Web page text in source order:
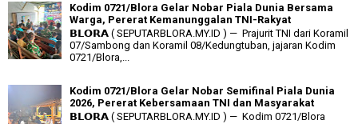
Kodim 0721/Blora Gelar Nobar Piala Dunia Bersama
Warga, Pererat Kemanunggalan TNI-Rakyat
𝗕𝗟𝗢𝗥𝗔 ( SEPUTARBLORA.MY.ID ) — Prajurit TNI dari Koramil
07/Sambong dan Koramil 08/Kedungtuban, jajaran Kodim
0721/Blora,...
Kodim 0721/Blora Gelar Nobar Semifinal Piala Dunia
2026, Pererat Kebersamaan TNI dan Masyarakat
𝗕𝗟𝗢𝗥𝗔 ( SEPUTARBLORA.MY.ID ) — Kodim 0721/Blora